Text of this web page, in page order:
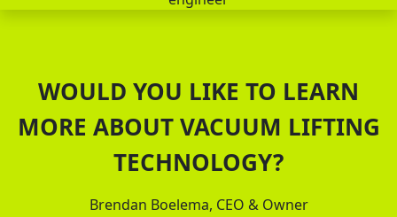
WOULD YOU LIKE TO LEARN
MORE ABOUT VACUUM LIFTING
TECHNOLOGY?
Brendan Boelema, CEO & Owner